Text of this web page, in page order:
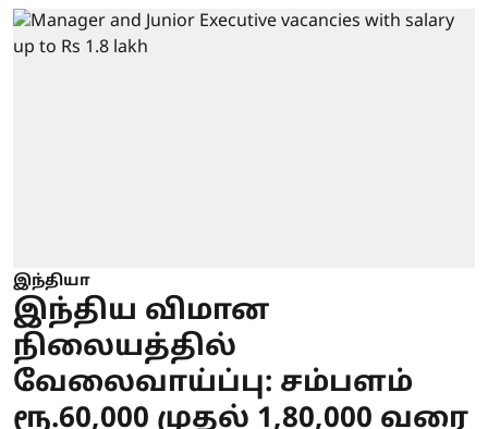
இந்தியா
இந்திய விமான
நிலையத்தில்
வேலைவாய்ப்பு: சம்பளம்
ரூ.60,000 முதல் 1,80,000 வரை